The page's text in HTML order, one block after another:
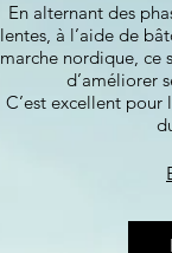
En alternant des
lentes, à l’aide de
marche nordique, ce
d’améliorer
C’est excellent